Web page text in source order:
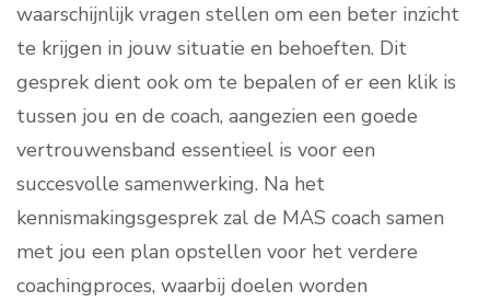
waarschijnlijk vragen stellen om een beter inzicht
te krijgen in jouw situatie en behoeften. Dit
gesprek dient ook om te bepalen of er een klik is
tussen jou en de coach, aangezien een goede
vertrouwensband essentieel is voor een
succesvolle samenwerking. Na het
kennismakingsgesprek zal de MAS coach samen
met jou een plan opstellen voor het verdere
coachingproces, waarbij doelen worden